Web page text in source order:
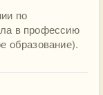
по
в профессию
образование).